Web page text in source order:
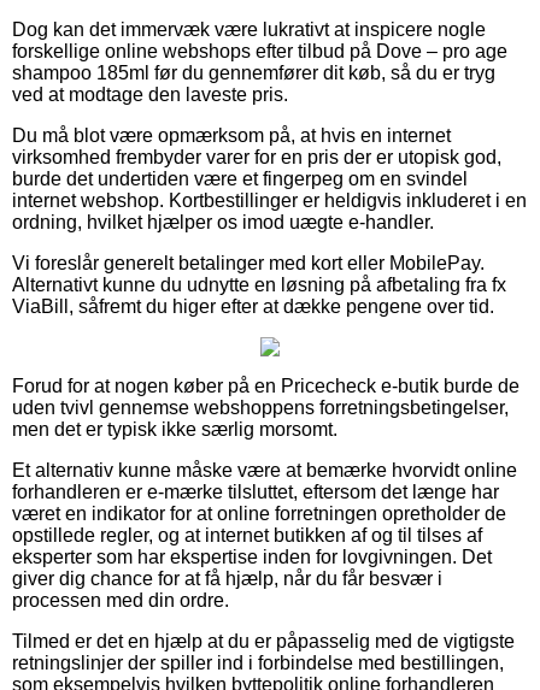
Dog kan det immervæk være lukrativt at inspicere nogle
forskellige online webshops efter tilbud på Dove – pro age
shampoo 185ml før du gennemfører dit køb, så du er tryg
ved at modtage den laveste pris.
Du må blot være opmærksom på, at hvis en internet
virksomhed frembyder varer for en pris der er utopisk god,
burde det undertiden være et fingerpeg om en svindel
internet webshop. Kortbestillinger er heldigvis inkluderet i en
ordning, hvilket hjælper os imod uægte e-handler.
Vi foreslår generelt betalinger med kort eller MobilePay.
Alternativt kunne du udnytte en løsning på afbetaling fra fx
ViaBill, såfremt du higer efter at dække pengene over tid.
Forud for at nogen køber på en Pricecheck e-butik burde de
uden tvivl gennemse webshoppens forretningsbetingelser,
men det er typisk ikke særlig morsomt.
Et alternativ kunne måske være at bemærke hvorvidt online
forhandleren er e-mærke tilsluttet, eftersom det længe har
været en indikator for at online forretningen opretholder de
opstillede regler, og at internet butikken af og til tilses af
eksperter som har ekspertise inden for lovgivningen. Det
giver dig chance for at få hjælp, når du får besvær i
processen med din ordre.
Tilmed er det en hjælp at du er påpasselig med de vigtigste
retningslinjer der spiller ind i forbindelse med bestillingen,
som eksempelvis hvilken byttepolitik online forhandleren